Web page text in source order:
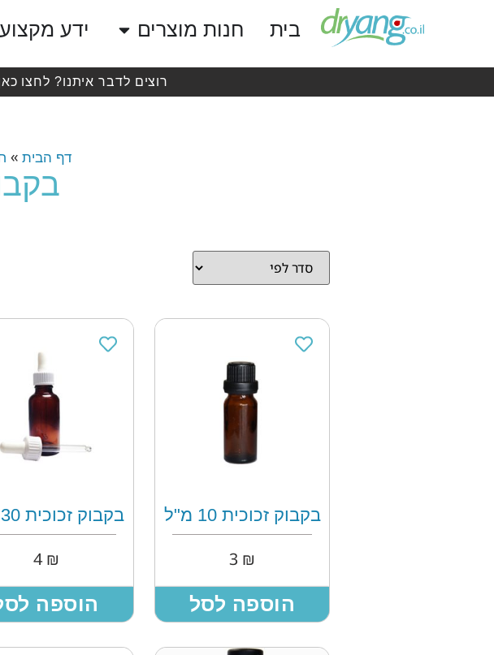
בית חנות מוצרים ידע
רוצים לדבר איתנו? לחצו
דף הבית »
בקבוק זכוכית 10 מ"ל
₪
הוספה לסל
בקבוק זכוכית 30 מ"ל
₪
4
הוספה